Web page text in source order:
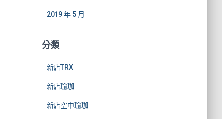
2019 年 5 月
分類
新店TRX
新店瑜珈
新店空中瑜珈